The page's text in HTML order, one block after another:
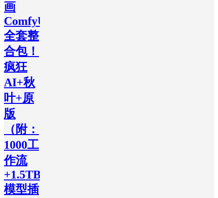
画
ComfyUI
全套整
合包！
疯狂
AI+秋
叶+原
版
（附：
1000工
作流
+1.5TB
模型插